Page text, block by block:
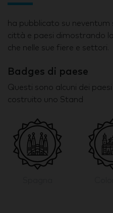
ha pubblicato su
città e paesi dimostrando
che nelle sue fiere e settori.
Badges di paese
Questi sono alcuni dei
costruito uno Stand